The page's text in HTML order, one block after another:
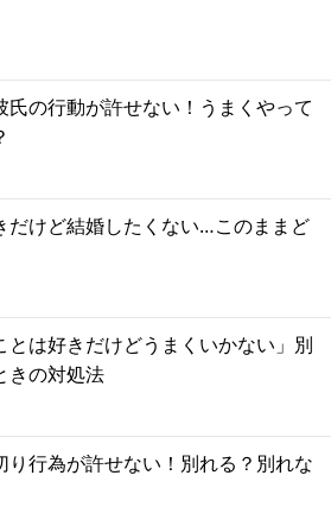
氏の行動が許せない！うまくやって
だけど結婚したくない…このままど
とは好きだけどうまくいかない」別
きの対処法
り行為が許せない！別れる？別れな